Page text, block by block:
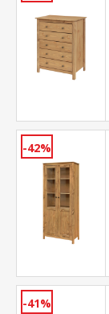
-42%
-41%